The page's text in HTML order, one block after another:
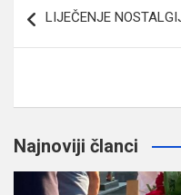
članaka
LIJEČENJE
Najnoviji članci